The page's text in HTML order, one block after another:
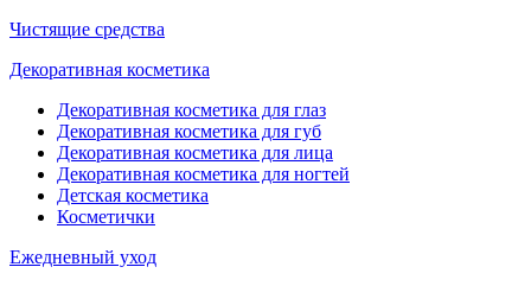
Чистящие средства
Декоративная косметика
Декоративная косметика для глаз
Декоративная косметика для губ
Декоративная косметика для лица
Декоративная косметика для ногтей
Детская косметика
Косметички
Ежедневный уход